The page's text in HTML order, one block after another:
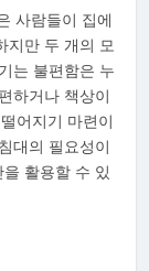
사람들이 집에
지만 두 개의 모
는 불편함은 누
하거나 책상이
어지기 마련이
대의 필요성이
활용할 수 있